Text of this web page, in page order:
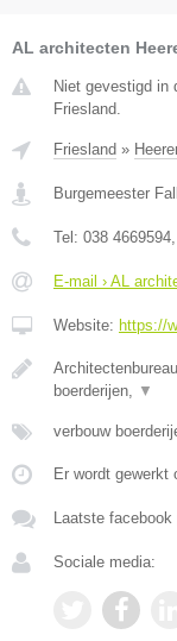
AL architecten
Niet gevestigd in
Friesland.
Friesland »
Burgemeester
Tel: 038 4669594
E-mail › AL
Website: https://
boerderijen, ▼
verbouw
Er wordt gewerkt
Laatste facebook
Sociale media: